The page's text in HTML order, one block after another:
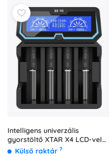
Intelligens univerzális
gyorstöltő XTAR X4 LCD-vel
és powerbank funkcióval
Külső raktár ?